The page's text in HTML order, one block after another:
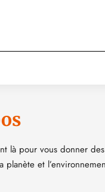
là pour vous donner
planète et